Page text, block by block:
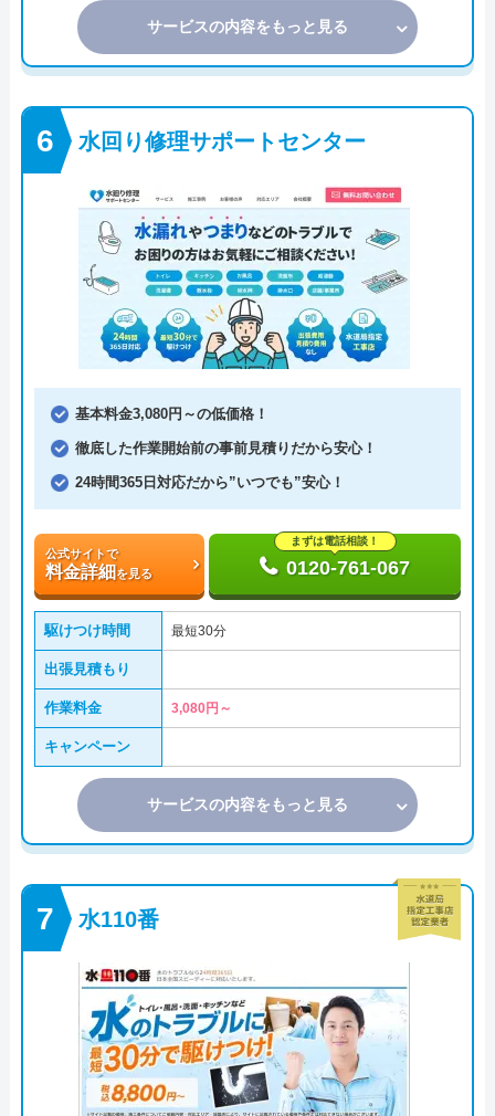
サービスの内容をもっと見る
水回り修理サポートセンター
基本料金3,080円～の低価格！
徹底した作業開始前の事前見積りだから安心！
24時間365日対応だから”いつでも”安心！
公式サイトで
料金詳細を見る
まずは電話相談！
0120-761-067
駆けつけ時間 最短30分
出張見積もり
作業料金 3,080円～
キャンペーン
サービスの内容をもっと見る
水110番